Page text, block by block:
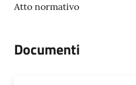
Atto normativo
Documenti